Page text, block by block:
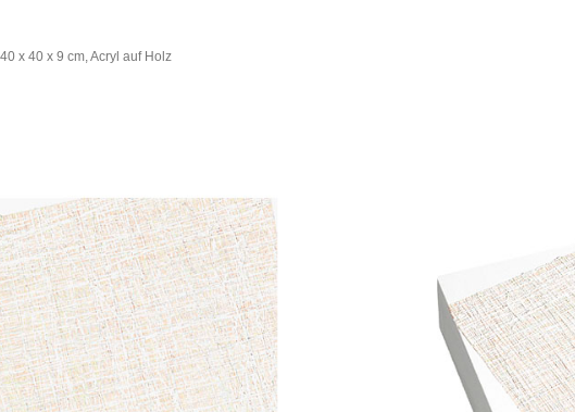
x 40 x 9 cm, Acryl auf Holz